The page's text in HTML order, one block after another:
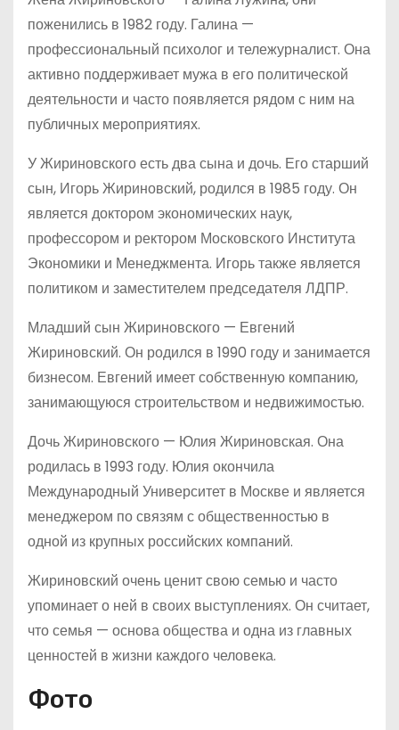
поженились в 1982 году. Галина —
профессиональный психолог и тележурналист. Она
активно поддерживает мужа в его политической
деятельности и часто появляется рядом с ним на
публичных мероприятиях.
У Жириновского есть два сына и дочь. Его старший
сын, Игорь Жириновский, родился в 1985 году. Он
является доктором экономических наук,
профессором и ректором Московского Института
Экономики и Менеджмента. Игорь также является
политиком и заместителем председателя ЛДПР.
Младший сын Жириновского — Евгений
Жириновский. Он родился в 1990 году и занимается
бизнесом. Евгений имеет собственную компанию,
занимающуюся строительством и недвижимостью.
Дочь Жириновского — Юлия Жириновская. Она
родилась в 1993 году. Юлия окончила
Международный Университет в Москве и является
менеджером по связям с общественностью в
одной из крупных российских компаний.
Жириновский очень ценит свою семью и часто
упоминает о ней в своих выступлениях. Он считает,
что семья — основа общества и одна из главных
ценностей в жизни каждого человека.
Фото